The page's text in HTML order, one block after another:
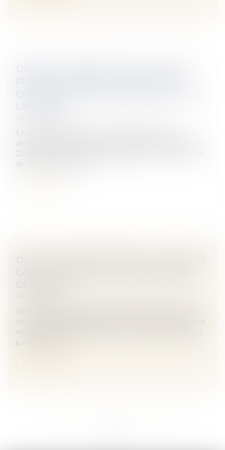
DÉCRET N° 2019-756 DU 22 JUILLET 2019
PORTANT DIVERSES DISPOSITIONS DE
COORDINATION EN MATIÈRE DE DROIT DE
LA FAMILLE
Le décret n° 2019-756 du 22 juillet 2019 portant
diverses dispositions de coordination de la loi n° 2019-
222 du 23 mars 2019 de programmation 2018-2022 et
de réforme pour la jus...
DROIT À L’OUBLI SUR GOOGLE : LA COUR DE
CASSATION DANS L’ATTENTE DE L’ARRÊT
DE LA CJUE
Une nouvelle fois, la question du référencement des
condamnations pénales par les moteurs de recherche,
via les articles de presse, est soumise aux plus hautes
juridictions. Cet...